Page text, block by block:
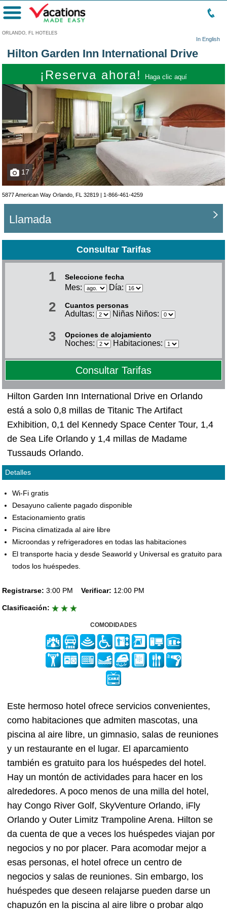
ORLANDO, FL HOTELES
In English
Menú
Hilton Garden Inn International Drive
¡Reserva ahora! Haga clic aquí
17
5877 American Way Orlando, FL 32819 | 1-866-461-4259
Llamada
Consultar Tarifas
1 Seleccione fecha
Mes: Día:
2 Cuantos personas
Adultas: Niñas Niños:
3 Opciones de alojamiento
Noches: Habitaciones:
Consultar Tarifas
Hilton Garden Inn International Drive en Orlando
está a solo 0,8 millas de Titanic The Artifact
Exhibition, 0,1 del Kennedy Space Center Tour, 1,4
de Sea Life Orlando y 1,4 millas de Madame
Tussauds Orlando.
Detalles
Wi-Fi gratis
Desayuno caliente pagado disponible
Estacionamiento gratis
Piscina climatizada al aire libre
Microondas y refrigeradores en todas las habitaciones
El transporte hacia y desde Seaworld y Universal es gratuito para
todos los huéspedes.
Registrarse: 3:00 PM Verificar: 12:00 PM
Clasificación:
COMODIDADES
Este hermoso hotel ofrece servicios convenientes,
como habitaciones que admiten mascotas, una
piscina al aire libre, un gimnasio, salas de reuniones
y un restaurante en el lugar. El aparcamiento
también es gratuito para los huéspedes del hotel.
Hay un montón de actividades para hacer en los
alrededores. A poco menos de una milla del hotel,
hay Congo River Golf, SkyVenture Orlando, iFly
Orlando y Outer Limitz Trampoline Arena. Hilton se
da cuenta de que a veces los huéspedes viajan por
negocios y no por placer. Para acomodar mejor a
esas personas, el hotel ofrece un centro de
negocios y salas de reuniones. Sin embargo, los
huéspedes que deseen relajarse pueden darse un
chapuzón en la piscina al aire libre o probar algo